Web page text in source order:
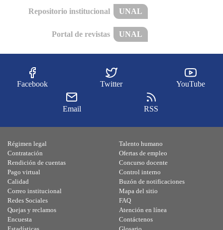
Repositorio institucional UNAL
Portal de revistas UNAL
Facebook Twitter YouTube
Email RSS
Régimen legal
Contratación
Rendición de cuentas
Pago virtual
Calidad
Talento humano
Ofertas de empleo
Concurso docente
Control interno
Buzón de notificaciones
Correo institucional
Redes Sociales
Quejas y reclamos
Encuesta
Mapa del sitio
FAQ
Atención en línea
Contáctenos